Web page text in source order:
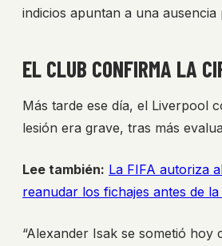
indicios apuntan a una ausencia
EL CLUB CONFIRMA LA
Más tarde ese día, el Liverpool
lesión era grave, tras más
Lee también: La FIFA autoriza
reanudar los fichajes antes de
“Alexander Isak se sometió hoy